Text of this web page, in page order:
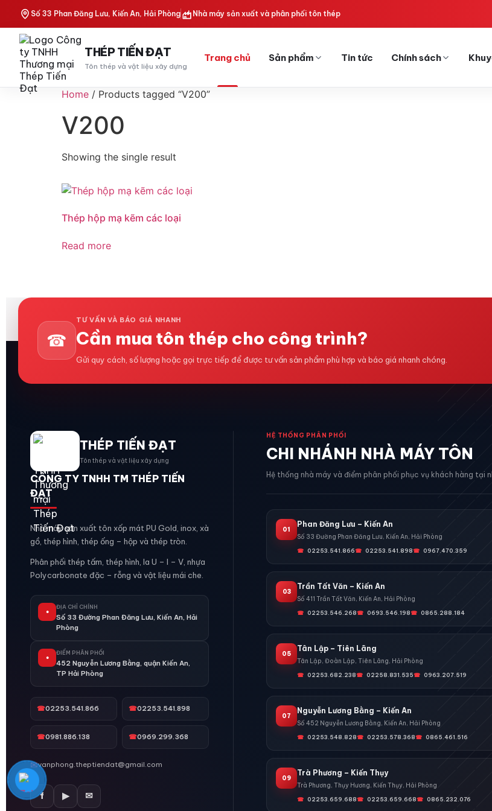
Số 33 Phan Đăng Lưu, Kiến An, Hải Phòng Nhà máy sản xuất và phân phối tôn thép
THÉP TIẾN ĐẠT
Tôn thép và vật liệu xây dựng
Trang chủ Sản phẩm Tin tức Chính sách
Home / Products tagged “V200”
V200
Showing the single result
Thép hộp mạ kẽm các loại
Read more
☎
TƯ VẤN VÀ BÁO GIÁ NHANH
Cần mua tôn thép cho công trình?
Gửi quy cách, số lượng hoặc gọi trực tiếp để được tư vấn sản phẩm phù hợp và báo giá nhanh chóng.
THÉP TIẾN ĐẠT
Tôn thép và vật liệu xây dựng
CÔNG TY TNHH TM THÉP TIẾN
ĐẠT
Nhà máy sản xuất tôn xốp mát PU Gold, inox, xà
gồ, thép hình, thép ống – hộp và thép tròn.
Phân phối thép tấm, thép hình, la U – I – V, nhựa
Polycarbonate đặc – rỗng và vật liệu mái che.
●
ĐỊA CHỈ CHÍNH
Số 33 Đường Phan Đăng Lưu, Kiến An, Hải
Phòng
●
ĐIỂM PHÂN PHỐI
452 Nguyễn Lương Bằng, quận Kiến An,
TP Hải Phòng
☎02253.541.866 ☎02253.541.898
☎0981.886.138 ☎0969.299.368
✉vanphong.theptiendat@gmail.com
f ▶ ✉
HỆ THỐNG PHÂN PHỐI
CHI NHÁNH NHÀ MÁY TÔN
Hệ thống nhà máy và điểm phân phối phục vụ khách hàng tại
01
Phan Đăng Lưu – Kiến An
Số 33 Đường Phan Đăng Lưu, Kiến An, Hải Phòng
02253.541.866 02253.541.898 0967.470.359
03
Trần Tất Văn – Kiến An
Số 411 Trần Tất Văn, Kiến An, Hải Phòng
02253.546.268 0693.546.198 0865.288.184
05
Tân Lập – Tiên Lãng
Tân Lập, Đoàn Lập, Tiên Lãng, Hải Phòng
02253.682.238 02258.831.535 0963.207.519
07
Nguyễn Lương Bằng – Kiến An
Số 452 Nguyễn Lương Bằng, Kiến An, Hải Phòng
02253.548.828 02253.578.368 0865.461.516
09
Trà Phương – Kiến Thụy
Trà Phương, Thụy Hương, Kiến Thụy, Hải Phòng
02253.659.688 02253.659.668 0865.232.076